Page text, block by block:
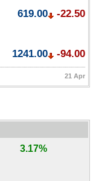
619.00
-22.50
1241.00 -94.00
21 Apr
3.17%